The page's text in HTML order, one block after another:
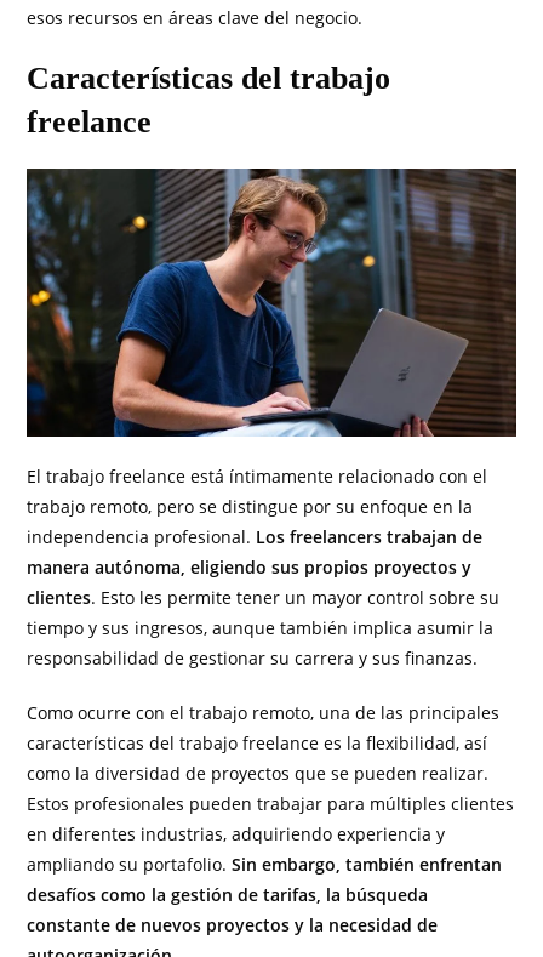
esos recursos en áreas clave del negocio.
Características del trabajo
freelance
El trabajo freelance está íntimamente relacionado con el
trabajo remoto, pero se distingue por su enfoque en la
independencia profesional. Los freelancers trabajan de
manera autónoma, eligiendo sus propios proyectos y
clientes. Esto les permite tener un mayor control sobre su
tiempo y sus ingresos, aunque también implica asumir la
responsabilidad de gestionar su carrera y sus finanzas.
Como ocurre con el trabajo remoto, una de las principales
características del trabajo freelance es la flexibilidad, así
como la diversidad de proyectos que se pueden realizar.
Estos profesionales pueden trabajar para múltiples clientes
en diferentes industrias, adquiriendo experiencia y
ampliando su portafolio.Sin embargo, también enfrentan
desafíos como la gestión de tarifas, la búsqueda
constante de nuevos proyectos y la necesidad de